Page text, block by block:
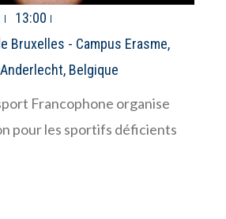
13:00
Bruxelles - Campus Erasme,
Belgique
Francophone organise
pour les sportifs déficients